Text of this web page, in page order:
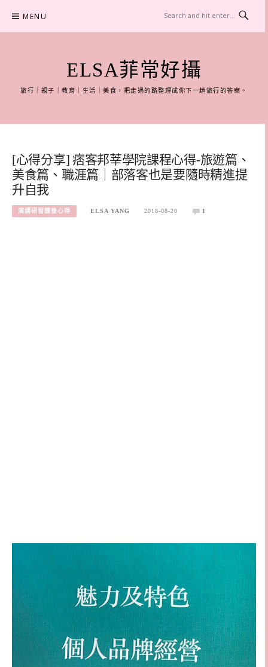
content
MENU
ELSA菲常好攝
旅行｜親子｜教育｜生活｜美食，把走過的路整理成你下一趟旅行的答案。
[心得分享] 痞客邦莘學院課程心得-旅遊篇、
美食篇、職涯篇｜部落客也是要隨時精進提
升自我
演講研習課後心得 ELSA YANG 2018-08-20 1